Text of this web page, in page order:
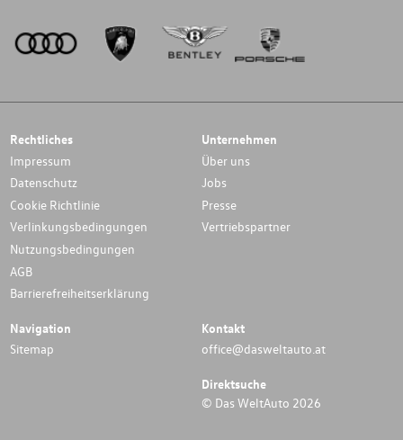
Rechtliches
Impressum
Datenschutz
Cookie Richtlinie
Verlinkungsbedingungen
Nutzungsbedingungen
AGB
Barrierefreiheitserklärung
Unternehmen
Über uns
Jobs
Presse
Vertriebspartner
Navigation
Sitemap
Kontakt
office@dasweltauto.at
Direktsuche
© Das WeltAuto 2026